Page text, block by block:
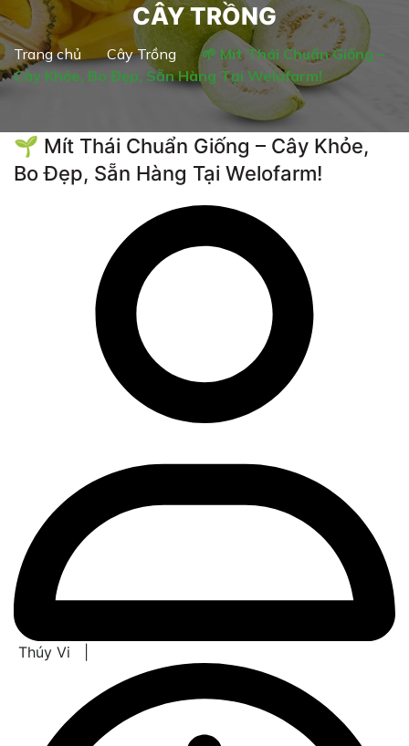
CÂY TRỒNG
Trang chủ Cây Trồng
🌱 Mít Thái Chuẩn Giống –
Cây Khỏe, Bo Đẹp, Sẵn Hàng Tại Welofarm!
🌱 Mít Thái Chuẩn Giống – Cây Khỏe,
Bo Đẹp, Sẵn Hàng Tại Welofarm!
Thúy Vi